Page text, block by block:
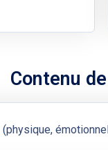
Contenu
(physique,